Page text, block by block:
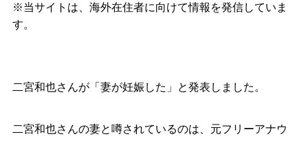
※当サイトは、海外在住者に向けて情報を発信していま
す。
二宮和也さんが「妻が妊娠した」と発表しました。
二宮和也さんの妻と噂されているのは、元フリーアナウ